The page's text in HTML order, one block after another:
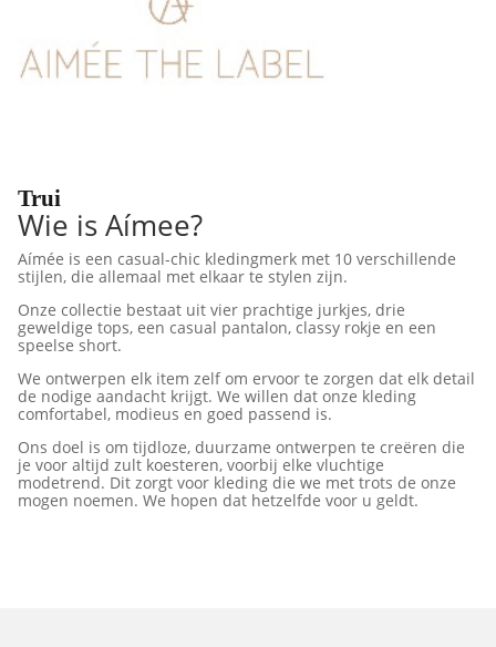
Trui
Wie is Aímee?
Aímée is een casual-chic kledingmerk met 10 verschillende
stijlen, die allemaal met elkaar te stylen zijn.
Onze collectie bestaat uit vier prachtige jurkjes, drie
geweldige tops, een casual pantalon, classy rokje en een
speelse short.
We ontwerpen elk item zelf om ervoor te zorgen dat elk detail
de nodige aandacht krijgt. We willen dat onze kleding
comfortabel, modieus en goed passend is.
Ons doel is om tijdloze, duurzame ontwerpen te creëren die
je voor altijd zult koesteren, voorbij elke vluchtige
modetrend. Dit zorgt voor kleding die we met trots de onze
mogen noemen. We hopen dat hetzelfde voor u geldt.